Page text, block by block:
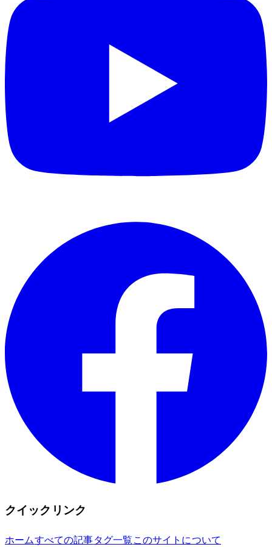
クイックリンク
ホームすべての記事タグ一覧 このサイトについて